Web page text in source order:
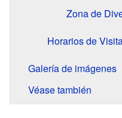
Zona de
Horarios de
Galería de imágenes
Véase también